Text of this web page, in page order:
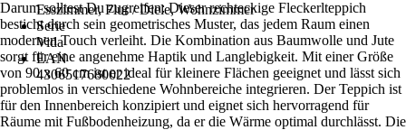
Esszimmer, Flur / Diele, Wohnzimmer
Serie
Vida
EAN
4306517680022
Darum solltest Du zugreifen: Dieser rechteckige Fleckerlteppich
besticht durch sein geometrisches Muster, das jedem Raum einen
modernen Touch verleiht. Die Kombination aus Baumwolle und Jute
sorgt für eine angenehme Haptik und Langlebigkeit. Mit einer Größe
von 90 x 60 cm ist er ideal für kleinere Flächen geeignet und lässt sich
problemlos in verschiedene Wohnbereiche integrieren. Der Teppich ist
für den Innenbereich konzipiert und eignet sich hervorragend für
Räume mit Fußbodenheizung, da er die Wärme optimal durchlässt. Die